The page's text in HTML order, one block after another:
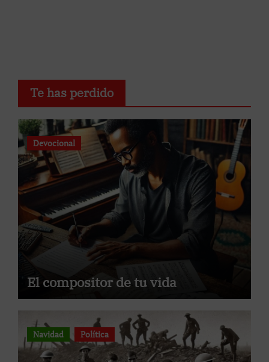
Te has perdido
Devocional
El compositor de tu vida
Navidad Política